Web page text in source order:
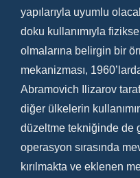
yapılarıyla uyumlu
doku kullanımıyla
olmalarına belirgin bir
mekanizması,
Abramovich Ilizarov
diğer ülkelerin
düzeltme tekniğinde de
operasyon sırasında
kırılmakta ve eklenen